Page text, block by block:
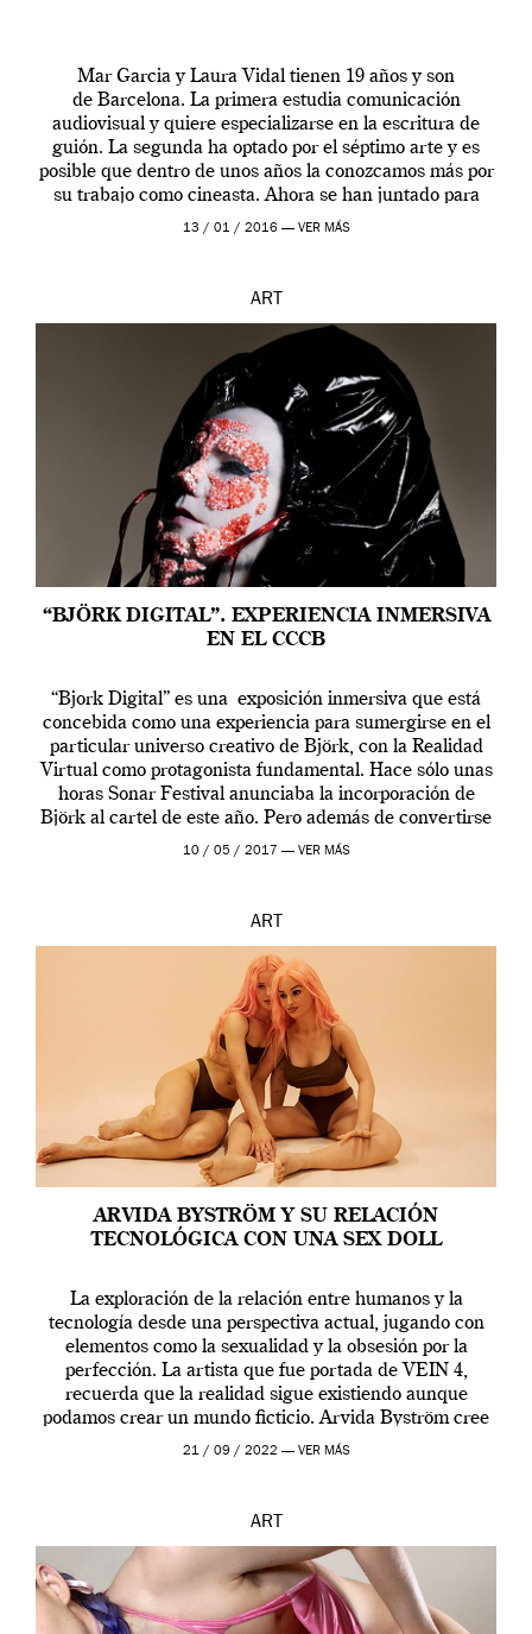
Mar Garcia y Laura Vidal tienen 19 años y son
de Barcelona. La primera estudia comunicación
audiovisual y quiere especializarse en la escritura de
guión. La segunda ha optado por el séptimo arte y es
posible que dentro de unos años la conozcamos más por
su trabajo como cineasta. Ahora se han juntado para
contarnos una […]
13 / 01 / 2016 — VER MÁS
ART
“BJÖRK DIGITAL”. EXPERIENCIA INMERSIVA
EN EL CCCB
“Bjork Digital” es una exposición inmersiva que está
concebida como una experiencia para sumergirse en el
particular universo creativo de Björk, con la Realidad
Virtual como protagonista fundamental. Hace sólo unas
horas Sonar Festival anunciaba la incorporación de
Björk al cartel de este año. Pero además de convertirse
en una de las actuaciones más relevantes […]
10 / 05 / 2017 — VER MÁS
ART
ARVIDA BYSTRÖM Y SU RELACIÓN
TECNOLÓGICA CON UNA SEX DOLL
La exploración de la relación entre humanos y la
tecnología desde una perspectiva actual, jugando con
elementos como la sexualidad y la obsesión por la
perfección. La artista que fue portada de VEIN 4,
recuerda que la realidad sigue existiendo aunque
podamos crear un mundo ficticio. Arvida Byström cree
que los humanos tienen un complejo […]
21 / 09 / 2022 — VER MÁS
ART